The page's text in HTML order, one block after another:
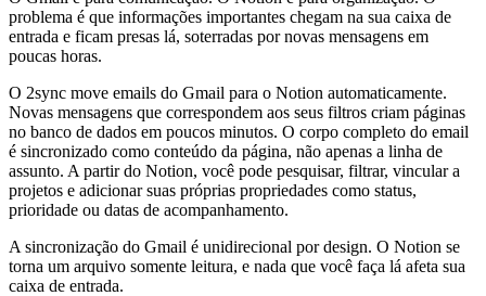
problema é que informações importantes chegam na sua caixa de
entrada e ficam presas lá, soterradas por novas mensagens em
poucas horas.
O 2sync move emails do Gmail para o Notion automaticamente.
Novas mensagens que correspondem aos seus filtros criam páginas
no banco de dados em poucos minutos. O corpo completo do email
é sincronizado como conteúdo da página, não apenas a linha de
assunto. A partir do Notion, você pode pesquisar, filtrar, vincular a
projetos e adicionar suas próprias propriedades como status,
prioridade ou datas de acompanhamento.
A sincronização do Gmail é unidirecional por design. O Notion se
torna um arquivo somente leitura, e nada que você faça lá afeta sua
caixa de entrada.